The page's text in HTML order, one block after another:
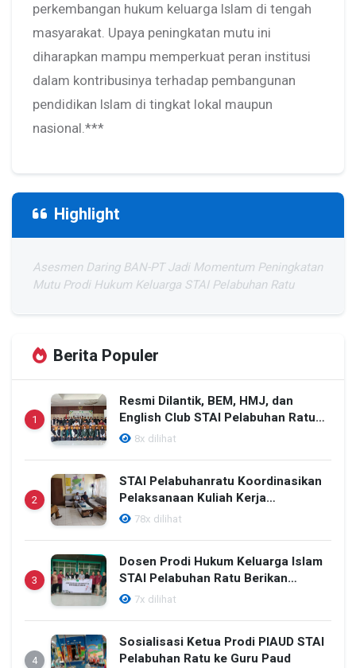
perkembangan hukum keluarga Islam di tengah
masyarakat. Upaya peningkatan mutu ini
diharapkan mampu memperkuat peran institusi
dalam kontribusinya terhadap pembangunan
pendidikan Islam di tingkat lokal maupun
nasional.***
Highlight
Asesmen Daring BAN-PT Jadi Momentum Peningkatan
Mutu Prodi Hukum Keluarga STAI Pelabuhan Ratu
Berita Populer
1
Resmi Dilantik, BEM, HMJ, dan
English Club STAI Pelabuhan Ratu
Siap Mengabdi untuk Kampus
8x dilihat
2
STAI Pelabuhanratu Koordinasikan
Pelaksanaan Kuliah Kerja
Mahasiswa Tahun 2026 Bersama
78x dilihat
3
Dosen Prodi Hukum Keluarga Islam
STAI Pelabuhan Ratu Berikan
Bimbingan bagi Calon Pengantin di
7x dilihat
4
Sosialisasi Ketua Prodi PIAUD STAI
Pelabuhan Ratu ke Guru Paud